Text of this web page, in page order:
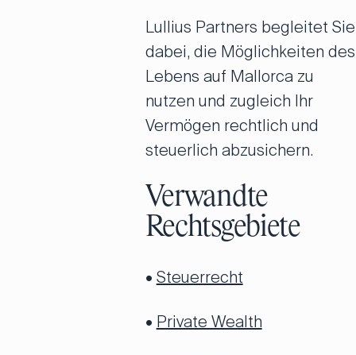
Lullius Partners begleitet Sie
dabei, die Möglichkeiten des
Lebens auf Mallorca zu
nutzen und zugleich Ihr
Vermögen rechtlich und
steuerlich abzusichern.
Verwandte
Rechtsgebiete
• Steuerrecht
• Private Wealth